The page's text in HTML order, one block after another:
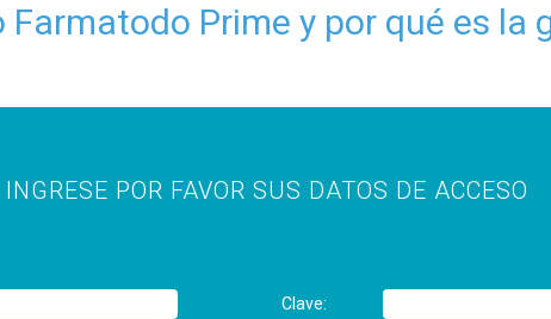
Prime y por qué es la
INGRESE POR FAVOR SUS DATOS DE ACCESO
Clave: